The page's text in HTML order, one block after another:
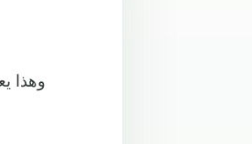
وهذا